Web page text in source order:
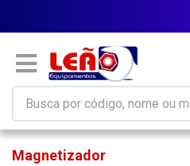
Magnetizador